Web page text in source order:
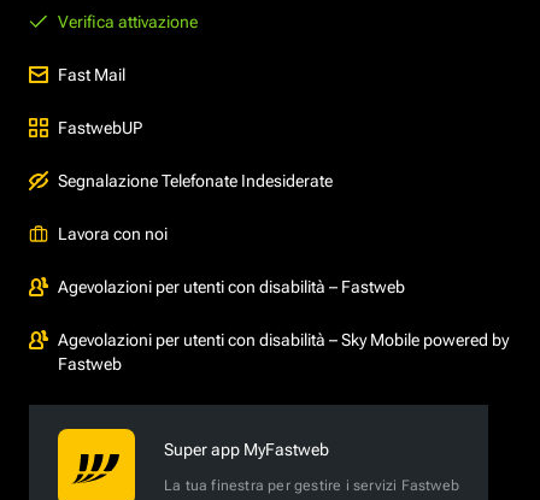
Verifica attivazione
Fast Mail
FastwebUP
Segnalazione Telefonate Indesiderate
Lavora con noi
Agevolazioni per utenti con disabilità – Fastweb
Agevolazioni per utenti con disabilità – Sky Mobile powered by
Fastweb
Super app MyFastweb
La tua finestra per gestire i servizi Fastweb